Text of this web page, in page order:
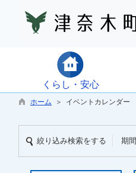
くらし・安心
ホーム ＞ イベントカレンダー
絞り込み検索をする 期間